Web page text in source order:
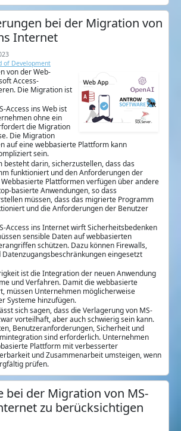
bei der Migration von
Internet
of Development
von der Web-
Access-
Die Migration ist
Access ins Web ist
ohne ein
die Migration
Die Migration
auf eine webbasierte Plattform kann
sein.
besteht darin, sicherzustellen, dass das
funktioniert und den Anforderungen der
Plattformen verfügen über andere
basierte Anwendungen, so dass
müssen, dass das migrierte Programm
und die Anforderungen der Benutzer
Access ins Internet wirft Sicherheitsbedenken
sensible Daten auf webbasierten
schützen. Dazu können Firewalls,
Datenzugangsbeschränkungen eingesetzt
ist die Integration der neuen Anwendung
und Verfahren. Damit die webbasierte
müssen Unternehmen möglicherweise
Systeme hinzufügen.
sich sagen, dass die Verlagerung von MS-
vorteilhaft, aber auch schwierig sein kann.
Benutzeranforderungen, Sicherheit und
sind erforderlich. Unternehmen
Plattform mit verbesserter
und Zusammenarbeit umsteigen, wenn
prüfen.
bei der Migration von MS-
zu berücksichtigen